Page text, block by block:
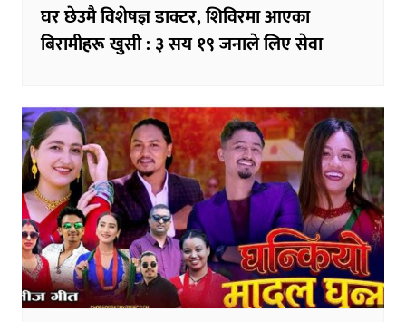
घर छेउमै विशेषज्ञ डाक्टर, शिविरमा आएका
बिरामीहरू खुसी : ३ सय १९ जनाले लिए सेवा